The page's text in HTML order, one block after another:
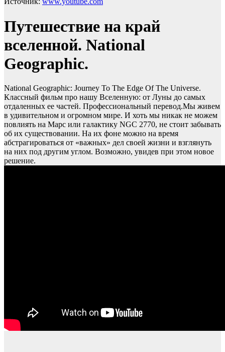
Путешествие на край
вселенной. National
Geographic.
National Geographic: Journey To The Edge Of The Universe.
Классный фильм про нашу Вселенную: от Луны до самых
отдаленных ее частей. Профессиональный перевод.Мы живем
в удивительном и огромном мире. И хоть мы никак не можем
повлиять на Марс или галактику NGC 2770, не стоит забывать
об их существовании. На их фоне можно на время
абстрагироваться от «важных» дел своей жизни и взглянуть
на них под другим углом. Возможно, увидев при этом новое
решение.